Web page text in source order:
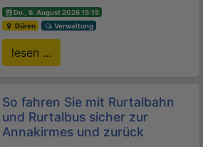
Do., 6. August 2026 15:15
Düren
Verwaltung
lesen ...
So fahren Sie mit Rurtalbahn
und Rurtalbus sicher zur
Annakirmes und zurück